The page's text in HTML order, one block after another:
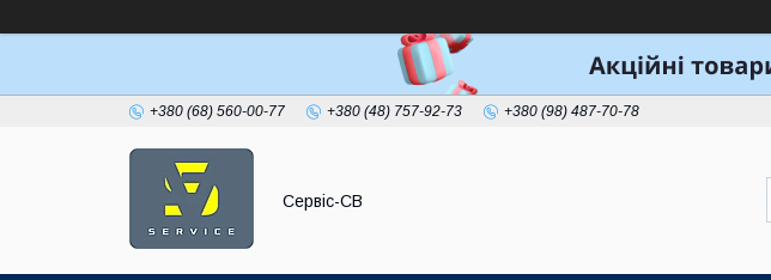
+380 (68) 560-00-77 +380 (48) 757-92-73 +380 (98) 487-70-78
Сервіс-СВ